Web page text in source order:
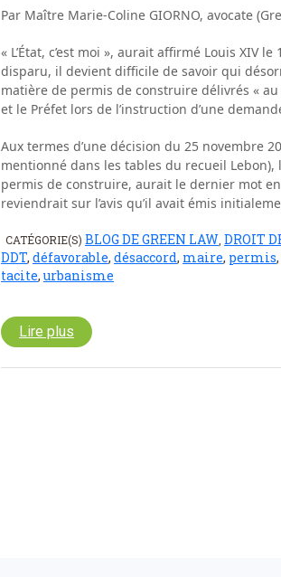
Par Maître Marie-Coline GIORNO, avocate
« L’État, c’est moi », aurait affirmé Louis XIV
disparu, il devient difficile de savoir qui
matière de permis de construire délivrés «
et le Préfet lors de l’instruction d’une
Aux termes d’une décision du 25 novembre
mentionné dans les tables du recueil Lebon),
permis de construire, aurait le dernier mot
reviendrait sur l’avis qu’il avait émis
CATÉGORIE(S) BLOG DE GREEN LAW, DROIT
DDT, défavorable, désaccord, maire, permis,
tacite,urbanisme
Lire plus